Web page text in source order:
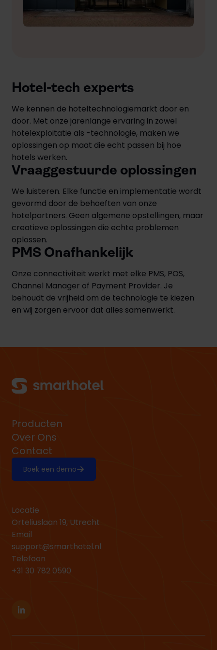
Hotel-tech experts
We kennen de hoteltechnologiemarkt door en
door. Met onze jarenlange ervaring in zowel
hotelexploitatie als -technologie, maken we
oplossingen op maat die echt passen bij hoe
hotels werken.
Vraaggestuurde oplossingen
We luisteren. Elke functie en implementatie wordt
gevormd door de behoeften van onze
hotelpartners. Geen algemene opstellingen, maar
creatieve oplossingen die echte problemen
oplossen.
PMS Onafhankelijk
Onze connectiviteit werkt met elke PMS, POS,
Channel Manager of Payment Provider. Je
behoudt de vrijheid om de technologie te kiezen
en wij zorgen ervoor dat alles samenwerkt.
Producten
Over Ons
Contact
Boek een demo
Linkedin
Locatie
Orteliuslaan 19, Utrecht
Email
support@smarthotel.nl
Telefoon
+31 30 782 0590